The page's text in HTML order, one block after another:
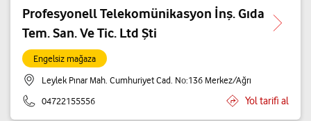
Profesyonell Telekomünikasyon İnş. Gıda
Tem. San. Ve Tic. Ltd Şti
Engelsiz mağaza
Leylek Pınar Mah. Cumhuriyet Cad. No:136 Merkez/Ağrı
04722155556
Yol tarifi al